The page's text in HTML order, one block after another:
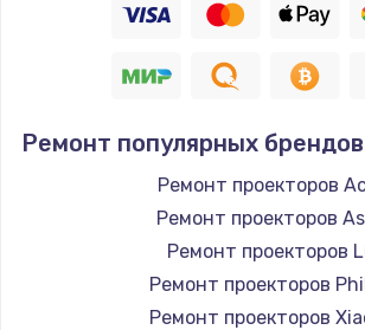
1900 руб.
Устранение короткого
Заказать
Восстановление после
Ремонт популярных
Ремонт проекторов
Ремонт проекторов
Ремонт проекторов
Ремонт проекторов
Ремонт проекторов